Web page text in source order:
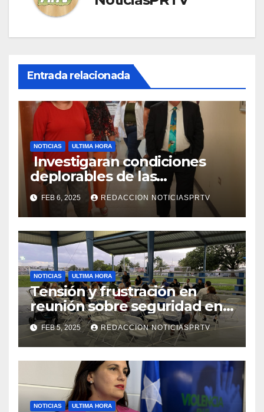
Entrada relacionada
NOTICIAS ULTIMA HORA
Investigaran condiciones
deplorables de las
facilidades el Departamento
de la Salud en Mayagüez
FEB 6, 2025 REDACCION NOTICIASPRTV
NOTICIAS ULTIMA HORA
Tensión y frustración en
reunión sobre seguridad en
Reparto Metropolitano
FEB 5, 2025 REDACCION NOTICIASPRTV
NOTICIAS ULTIMA HORA